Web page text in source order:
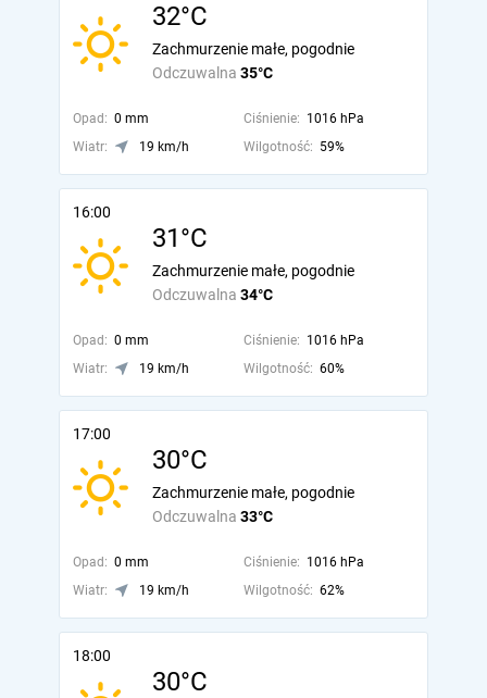
32°C
Odczuwalna 35°C
Zachmurzenie małe, pogodnie
Opad: 0 mm Ciśnienie: 1016 hPa
Wiatr:
19 km/h Wilgotność: 59%
16:00
31°C
Odczuwalna 34°C
Zachmurzenie małe, pogodnie
Opad: 0 mm Ciśnienie: 1016 hPa
Wiatr:
19 km/h Wilgotność: 60%
17:00
30°C
Odczuwalna 33°C
Zachmurzenie małe, pogodnie
Opad: 0 mm Ciśnienie: 1016 hPa
Wiatr:
19 km/h Wilgotność: 62%
18:00
30°C